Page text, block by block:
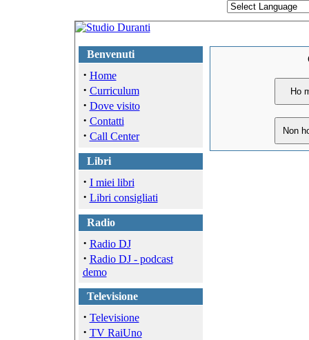
Benvenuti
· Home
· Curriculum
· Dove visito
· Contatti
· Call Center
Libri
· I miei libri
· Libri consigliati
Radio
· Radio DJ
· Radio DJ - podcast
demo
Televisione
· Televisione
· TV RaiUno